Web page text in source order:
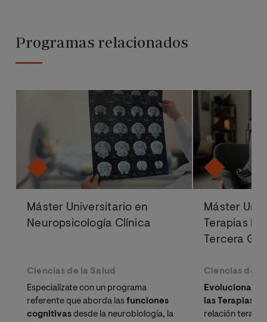
Programas relacionados
Máster Universitario en
Neuropsicología Clínica
Ciencias de la Salud
Especialízate con un programa
referente que aborda lasfunciones
cognitivas desde la neurobiología, la
Máster
Terapias
Tercera
Ciencias de
Evoluciona tu
las Terapias
relación